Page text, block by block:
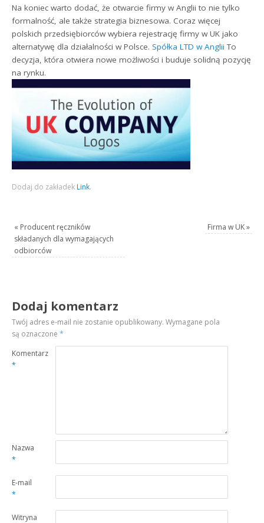
Na koniec warto dodać, że otwarcie firmy w Anglii to nie tylko
formalność, ale także strategia biznesowa. Coraz więcej
polskich przedsiębiorców wybiera rejestrację firmy w UK jako
alternatywę dla działalności w Polsce.Spółka LTD w Anglii To
decyzja, która otwiera nowe możliwości i buduje solidną pozycję
na rynku.
Dodaj do zakładek Link.
« Producent ręczników
składanych dla wymagających
odbiorców
Firma w UK»
Dodaj komentarz
Twój adres e-mail nie zostanie opublikowany. Wymagane pola
są oznaczone*
Komentarz
*
Nazwa
*
E-mail
*
Witryna